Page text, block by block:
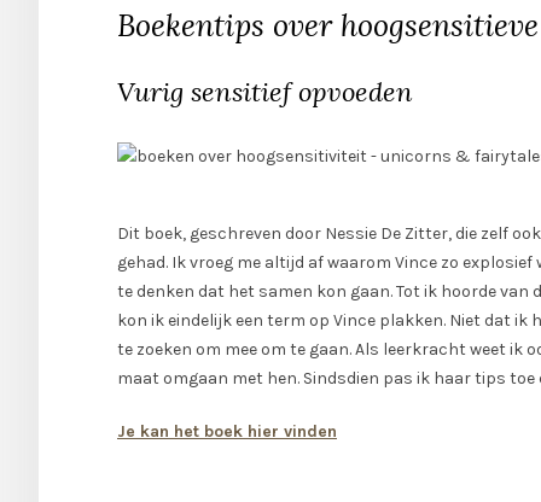
Boekentips over
Vurig sensitief opvoeden
Dit boek, geschreven door Nessie De Zitter, die zelf
gehad. Ik vroeg me altijd af waarom Vince zo
te denken dat het samen kon gaan. Tot ik hoorde van
kon ik eindelijk een term op Vince plakken. Niet dat
te zoeken om mee om te gaan. Als leerkracht weet ik
maat omgaan met hen. Sindsdien pas ik haar tips
Je kan het boek hier vinden